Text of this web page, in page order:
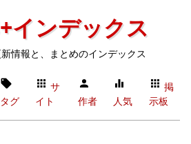
インデックス
情報と、まとめのインデックス
タグ
サ
イト
作者 人気
掲
示板